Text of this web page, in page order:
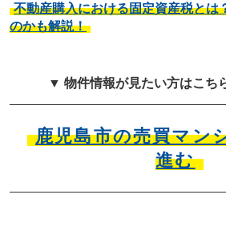
不動産購入における固定資産税とは
のかも解説！
▼ 物件情報が見たい方はこち
鹿児島市の売買マン
進む